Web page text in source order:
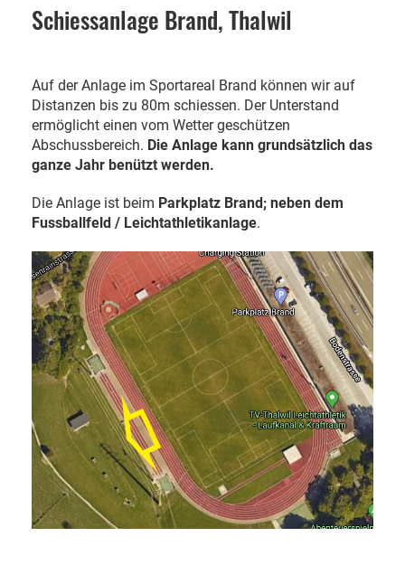
Schiessanlage Brand, Thalwil
Auf der Anlage im Sportareal Brand können wir auf
Distanzen bis zu 80m schiessen. Der Unterstand
ermöglicht einen vom Wetter geschützen
Abschussbereich. Die Anlage kann grundsätzlich das
ganze Jahr benützt werden.
Die Anlage ist beim Parkplatz Brand; neben dem
Fussballfeld / Leichtathletikanlage.